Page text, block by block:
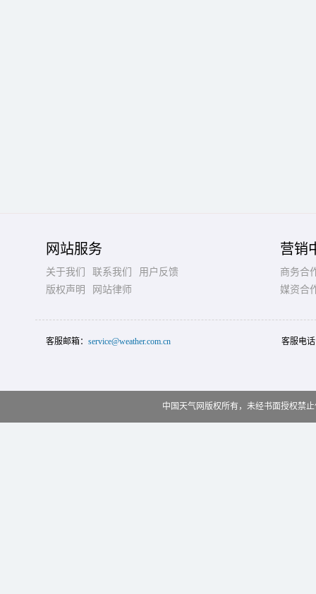
网站服务
关于我们 联系我们
用户反馈
版权声明
网站律师
营销
商务合
媒资合
客服邮箱： service@weather.com.cn 客服电
中国天气网版权所有，未经书面授权